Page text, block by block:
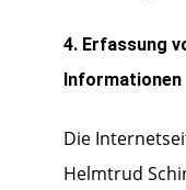
4. Erfassung
Informationen
Die
Helmtrud